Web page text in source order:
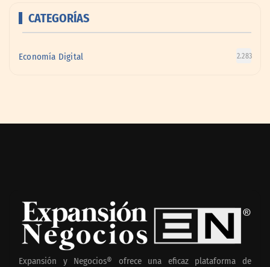
CATEGORÍAS
Economía Digital 2.283
Expansión y Negocios® ofrece una eficaz plataforma de